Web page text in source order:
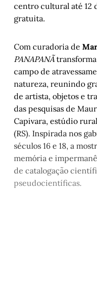
centro cultural até 12
gratuita.
Com curadoria de
PANAPANÃtransforma
campo de
natureza, reunindo
de artista, objetos e
das pesquisas de
Capivara, estúdio
(RS). Inspirada nos
séculos 16 e 18, a
memória e
de catalogação
pseudocientíficas.